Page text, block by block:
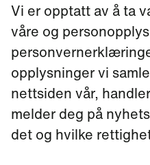
Vi er opptatt av å ta
våre og
opplysninger vi
nettsiden vår,
melder deg på
det og hvilke